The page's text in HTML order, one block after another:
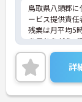
鳥取県八頭郡
ービス提供責任
残業は月平均5
を保ちながら
業・介護休業
ステージが変
ご興味のある
に詳細をご案
い！
詳